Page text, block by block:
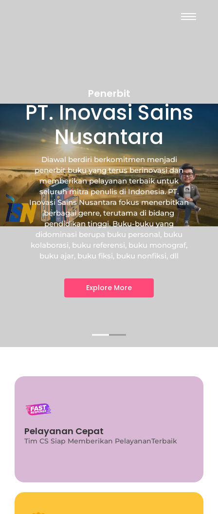
Penerbit
PT. Inovasi Sains
Nusantara
Diawal berdiri berkomitmen menjadi
penerbit buku yang terus berinovasi dan
memberikan pelayanan terbaik untuk
seluruh mitra penulis di Indonesia. PT.
Inovasi Sains Nusantara fokus menerbitkan
berbagai genre, terutama di bidang
pendidikan tinggi. Buku-buku yang
didominasi berupa buku personal, buku
kolaborasi, buku referensi, buku monograf,
buku ajar, buku fiksi, buku nonfiksi, dll
Explore More
Pelayanan Cepat
Tim CS Siap Memberikan PelayananTerbaik
amet.